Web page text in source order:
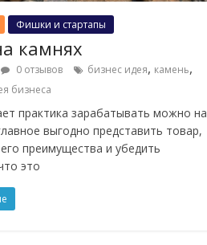
Фишки и стартапы
камнях
0 отзывов бизнес идея, камень,
бизнеса
практика зарабатывать можно на
выгодно представить товар,
преимущества и убедить
это